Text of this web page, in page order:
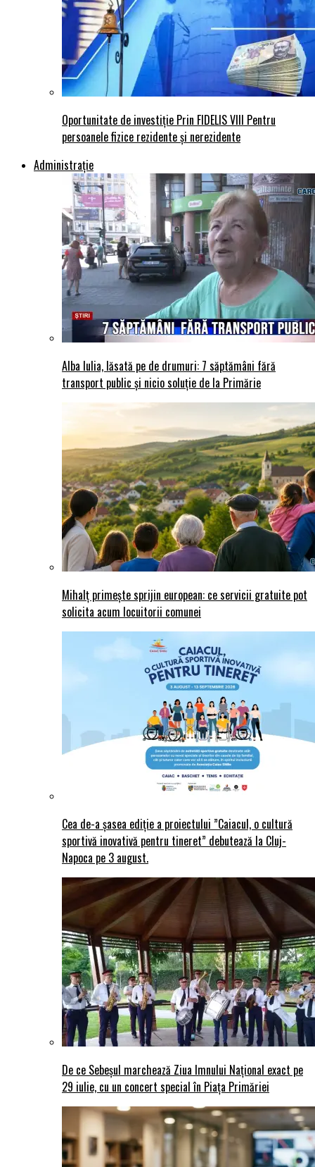
Oportunitate de investiție Prin FIDELIS VIII Pentru
persoanele fizice rezidente și nerezidente
Administraţie
Alba Iulia, lăsată pe de drumuri: 7 săptămâni fără
transport public și nicio soluție de la Primărie
Mihalț primește sprijin european: ce servicii gratuite pot
solicita acum locuitorii comunei
Cea de-a șasea ediție a proiectului ”Caiacul, o cultură
sportivă inovativă pentru tineret” debutează la Cluj-
Napoca pe 3 august.
De ce Sebeșul marchează Ziua Imnului Național exact pe
29 iulie, cu un concert special în Piața Primăriei